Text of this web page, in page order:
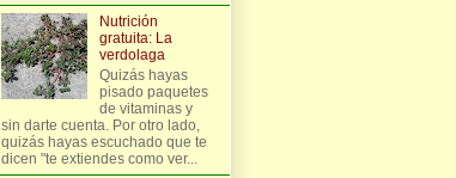
Nutrición
gratuita: La
verdolaga
Quizás hayas
pisado paquetes
de vitaminas y
sin darte cuenta. Por otro lado,
quizás hayas escuchado que te
dicen "te extiendes como ver...